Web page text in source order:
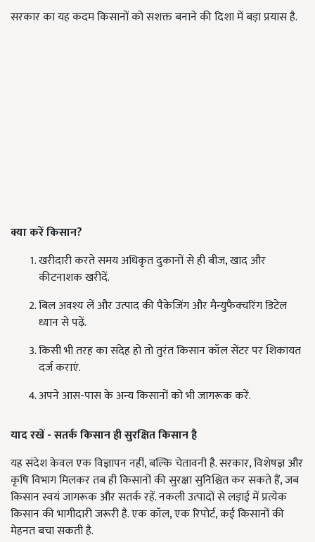
सरकार का यह कदम किसानों को सशक्त बनाने की दिशा में बड़ा प्रयास है.
क्या करें किसान?
खरीदारी करते समय अधिकृत दुकानों से ही बीज, खाद और
कीटनाशक खरीदें.
बिल अवश्य लें और उत्पाद की पैकेजिंग और मैन्युफैक्चरिंग डिटेल
ध्यान से पढ़ें.
किसी भी तरह का संदेह हो तो तुरंत किसान कॉल सेंटर पर शिकायत
दर्ज कराएं.
अपने आस-पास के अन्य किसानों को भी जागरूक करें.
याद रखें-सतर्क किसान ही सुरक्षित किसान है
यह संदेश केवल एक विज्ञापन नहीं, बल्कि चेतावनी है. सरकार, विशेषज्ञ और
कृषि विभाग मिलकर तब ही किसानों की सुरक्षा सुनिश्चित कर सकते हैं, जब
किसान स्वयं जागरूक और सतर्क रहें. नकली उत्पादों से लड़ाई में प्रत्येक
किसान की भागीदारी जरूरी है. एक कॉल, एक रिपोर्ट, कई किसानों की
मेहनत बचा सकती है.